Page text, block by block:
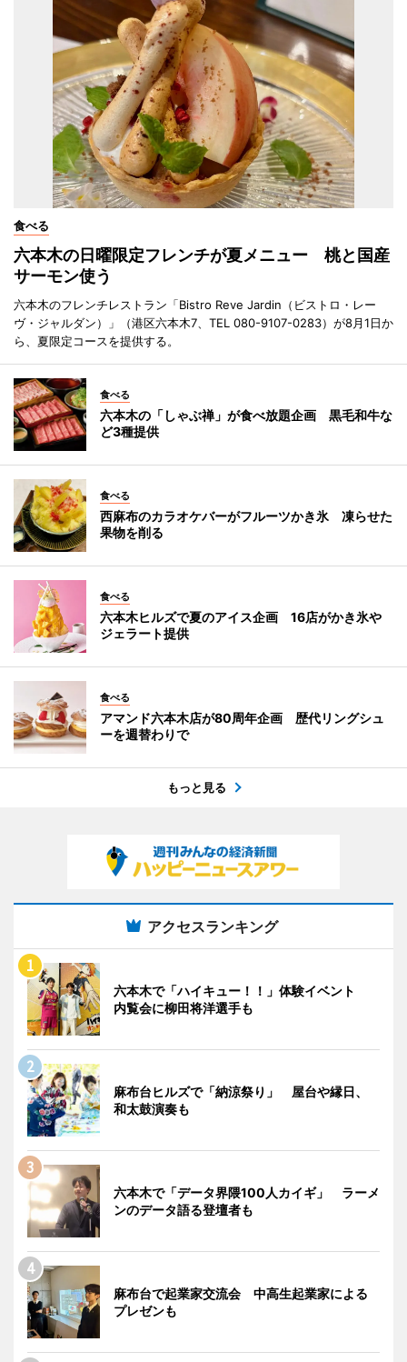
食べる
六本木の日曜限定フレンチが夏メニュー 桃と国産
サーモン使う
六本木のフレンチレストラン「Bistro Reve Jardin（ビストロ・レー
ヴ・ジャルダン）」（港区六本木7、TEL 080-9107-0283）が8月1日か
ら、夏限定コースを提供する。
食べる
六本木の「しゃぶ禅」が食べ放題企画 黒毛和牛な
ど3種提供
食べる
西麻布のカラオケバーがフルーツかき氷 凍らせた
果物を削る
食べる
六本木ヒルズで夏のアイス企画 16店がかき氷や
ジェラート提供
食べる
アマンド六本木店が80周年企画 歴代リングシュ
ーを週替わりで
もっと見る
アクセスランキング
六本木で「ハイキュー！！」体験イベント
内覧会に柳田将洋選手も
麻布台ヒルズで「納涼祭り」 屋台や縁日、
和太鼓演奏も
六本木で「データ界隈100人カイギ」 ラーメ
ンのデータ語る登壇者も
麻布台で起業家交流会 中高生起業家による
プレゼンも